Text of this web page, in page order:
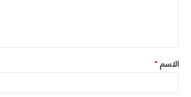
ق
*
الاسم*